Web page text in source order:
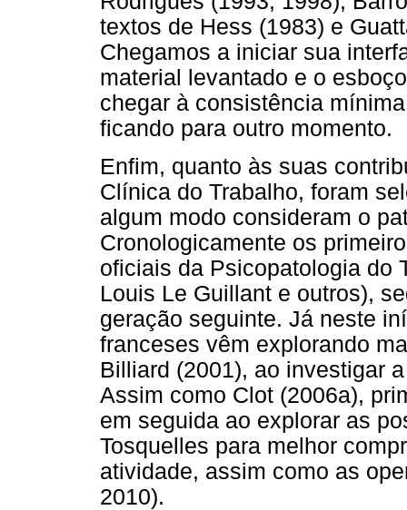
textos de Hess (1983) e
Chegamos a iniciar sua
material levantado e o
chegar à consistência
ficando para outro momento.
Enfim, quanto às suas
Clínica do Trabalho, foram
algum modo consideram o
Cronologicamente os
oficiais da Psicopatologia do
Louis Le Guillant e outros),
geração seguinte. Já neste
franceses vêm explorando
Billiard (2001), ao investigar
Assim como Clot (2006a),
em seguida ao explorar as
Tosquelles para melhor
atividade, assim como as
2010).